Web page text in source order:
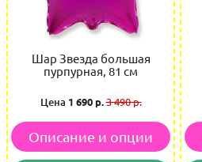
Шар Звезда большая
пурпурная, 81 см
Цена 1 690 р.3 490 р.
Описание и опции